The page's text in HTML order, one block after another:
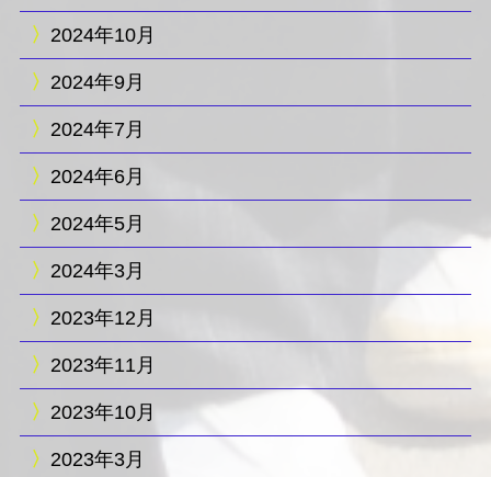
2024年10月
2024年9月
2024年7月
2024年6月
2024年5月
2024年3月
2023年12月
2023年11月
2023年10月
2023年3月